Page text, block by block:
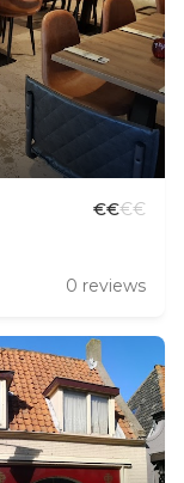
€€€€
0 reviews